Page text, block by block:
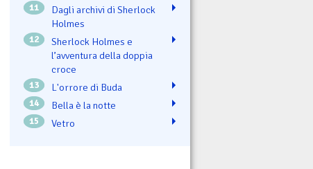
11
Dagli archivi di Sherlock
Holmes
12
Sherlock Holmes e
l’avventura della doppia
croce
13 L'orrore di Buda
14 Bella è la notte
15 Vetro